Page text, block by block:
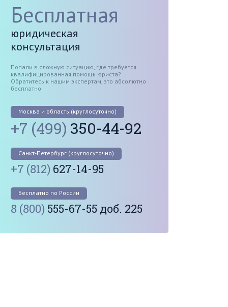
Бесплатная
юридическая
консультация
Попали в сложную ситуацию, где требуется
квалифицированная помощь юриста?
Обратитесь к нашим экспертам, это абсолютно
бесплатно
Москва и область (круглосуточно)
+7 (499) 350-44-92
Санкт-Петербург (круглосуточно)
+7 (812) 627-14-95
Бесплатно по России
8 (800) 555-67-55 доб. 225